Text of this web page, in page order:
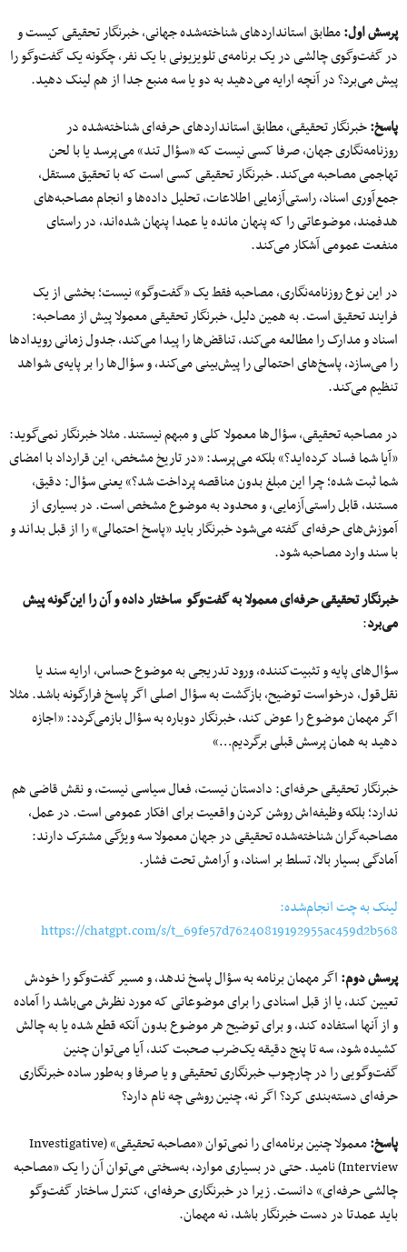
پرسش اول:مطابق استانداردهای شناخته‌شده جهانی، خبرنگار تحقیقی کیست و
در گفت‌وگوی چالشی در یک برنامه‌ی تلویزیونی با یک نفر، چگونه یک گفت‌وگو را
پیش می‌برد؟ در آنچه ارایه می‌دهید به دو یا سه منبع جدا از هم لینک دهید.
پاسخ:خبرنگار تحقیقی، مطابق استانداردهای حرفه‌ای شناخته‌شده در
روزنامه‌نگاری جهان، صرفا کسی نیست که «سؤال تند» می‌پرسد یا با لحن
تهاجمی مصاحبه می‌کند. خبرنگار تحقیقی کسی است که با تحقیق مستقل،
جمع‌آوری اسناد، راستی‌آزمایی اطلاعات، تحلیل داده‌ها و انجام مصاحبه‌های
هدفمند، موضوعاتی را که پنهان مانده یا عمدا پنهان شده‌اند، در راستای
منفعت عمومی آشکار می‌کند.
در این نوع روزنامه‌نگاری، مصاحبه فقط یک «گفت‌وگو» نیست؛ بخشی از یک
فرایند تحقیق است. به همین دلیل، خبرنگار تحقیقی معمولا پیش از مصاحبه:
اسناد و مدارک را مطالعه می‌کند، تناقض‌ها را پیدا می‌کند، جدول زمانی رویدادها
را می‌سازد، پاسخ‌های احتمالی را پیش‌بینی می‌کند، و سؤال‌ها را بر پایه‌ی شواهد
تنظیم می‌کند.
در مصاحبه تحقیقی، سؤال‌ها معمولا کلی و مبهم نیستند. مثلا خبرنگار نمی‌گوید:
«آیا شما فساد کرده‌اید؟» بلکه می‌پرسد: «در تاریخ مشخص، این قرارداد با امضای
شما ثبت شده؛ چرا این مبلغ بدون مناقصه پرداخت شد؟» یعنی سؤال: دقیق،
مستند، قابل راستی‌آزمایی، و محدود به موضوع مشخص است. در بسیاری از
آموزش‌های حرفه‌ای گفته می‌شود خبرنگار باید «پاسخ احتمالی» را از قبل بداند و
با سند وارد مصاحبه شود.
خبرنگار تحقیقی حرفه‌ای معمولا به گفت‌وگو ساختار داده و آن را این‌گونه پیش
می‌برد:
سؤال‌های پایه و تثبیت‌کننده، ورود تدریجی به موضوع حساس، ارایه سند یا
نقل‌قول، درخواست توضیح، بازگشت به سؤال اصلی اگر پاسخ فرارگونه باشد. مثلا
اگر مهمان موضوع را عوض کند، خبرنگار دوباره به سؤال بازمی‌گردد: «اجازه
دهید به همان پرسش قبلی برگردیم…»
خبرنگار تحقیقی حرفه‌ای: دادستان نیست، فعال سیاسی نیست، و نقش قاضی هم
ندارد؛ بلکه وظیفه‌اش روشن کردن واقعیت برای افکار عمومی است. در عمل،
مصاحبه‌گران شناخته‌شده تحقیقی در جهان معمولا سه ویژگی مشترک دارند:
آمادگی بسیار بالا، تسلط بر اسناد، و آرامش تحت فشار.
لینک به چت انجام‌شده:
https://chatgpt.com/s/t_69fe57d76240819192955ac459d2b568
پرسش دوم:اگر مهمان برنامه به سؤال پاسخ ندهد، و مسیر گفت‌وگو را خودش
تعیین کند، یا از قبل اسنادی را برای موضوعاتی که مورد نظرش می‌باشد را آماده
و از آنها استفاده کند، و برای توضیح هر موضوع بدون آنکه قطع شده یا به چالش
کشیده شود، سه تا پنج دقیقه یک‌ضرب صحبت کند، آیا می‌توان چنین
گفت‌وگویی را در چارچوب خبرنگاری تحقیقی و یا صرفا و به‌طور ساده خبرنگاری
حرفه‌ای دسته‌بندی کرد؟ اگر نه، چنین روشی چه نام دارد؟
پاسخ:
معمولا چنین برنامه‌ای را نمی‌توان «مصاحبه تحقیقی» (Investigative
Interview) نامید. حتی در بسیاری موارد، به‌سختی می‌توان آن را یک «مصاحبه
چالشی حرفه‌ای» دانست. زیرا در خبرنگاری حرفه‌ای، کنترل ساختار گفت‌وگو
باید عمدتا در دست خبرنگار باشد، نه مهمان.